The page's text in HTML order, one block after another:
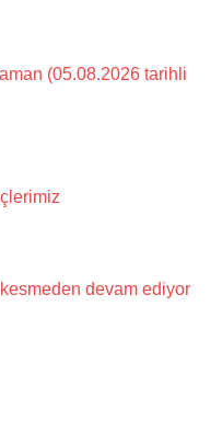
(05.08.2026 tarihli
devam ediyor